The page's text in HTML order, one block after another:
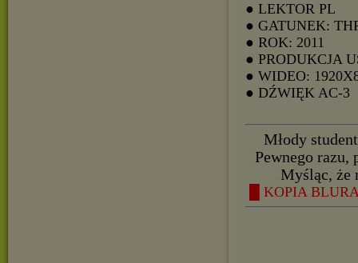
● LEKTOR PL
● GATUNEK:
● ROK: 2011
● PRODUKCJA
● WIDEO:
● DŹWIĘK AC-3
Młody
Pewnego razu,
Myśląc, że
█ KOPIA